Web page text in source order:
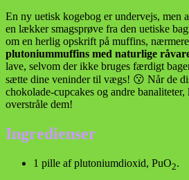
En ny uetisk kogebog er undervejs, men
en lækker smagsprøve fra den uetiske
om en herlig opskrift på muffins,
plutoniummuffins med naturlige
lave, selvom der ikke bruges færdigt
sætte dine veninder til vægs! 😗 Når de
chokolade-cupcakes og andre
overstråle dem!
Ingredienser
1 pille af plutoniumdioxid, PuO2.